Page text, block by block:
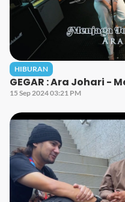
HIBURAN
GEGAR : Ara Johari -
15 Sep 2024 03:21 PM